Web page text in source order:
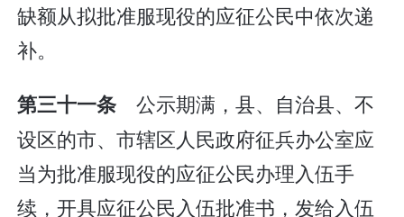
缺额从拟批准服现役的应征公民中依次递
补。
第三十一条 公示期满，县、自治县、不
设区的市、市辖区人民政府征兵办公室应
当为批准服现役的应征公民办理入伍手
续，开具应征公民入伍批准书，发给入伍